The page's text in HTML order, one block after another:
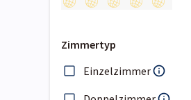
Zimmertyp
Einzelzimmer